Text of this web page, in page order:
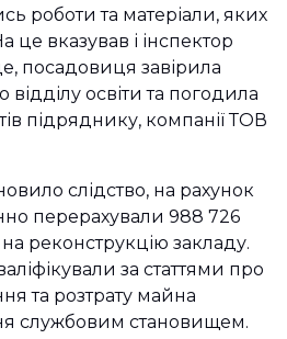
роботи та матеріали, яких
це вказував і інспектор
посадовиця завірила
освіти та погодила
підряднику, компанії ТОВ
слідство, на рахунок
перерахували 988 726
реконструкцію закладу.
за статтями про
та розтрату майна
службовим становищем.